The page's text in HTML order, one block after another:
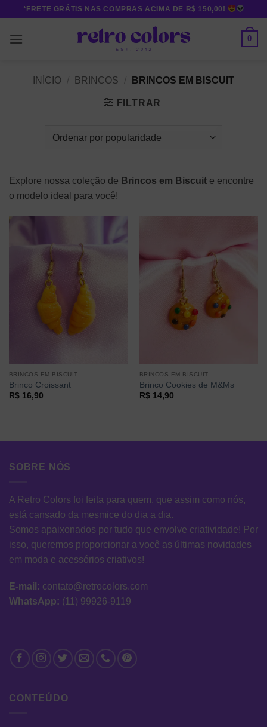
content
*FRETE GRÁTIS NAS COMPRAS ACIMA DE R$ 150,00!
0
INÍCIO BRINCOS BRINCOS EM BISCUIT
FILTRAR
Explore nossa coleção de Brincos em Biscuit e encontre
o modelo ideal para você!
BRINCOS EM BISCUIT
Brinco Croissant
R$16,90
BRINCOS EM BISCUIT
Brinco Cookies de M&Ms
R$14,90
SOBRE NÓS
A Retro Colors foi feita para quem, que assim como nós,
está cansado da mesmice do dia a dia.
Somos apaixonados por tudo que envolve criatividade! Por
isso, queremos proporcionar a você as últimas novidades
em moda e acessórios criativos!
E-mail: contato@retrocolors.com
WhatsApp: (11) 99926-9119
CONTEÚDO